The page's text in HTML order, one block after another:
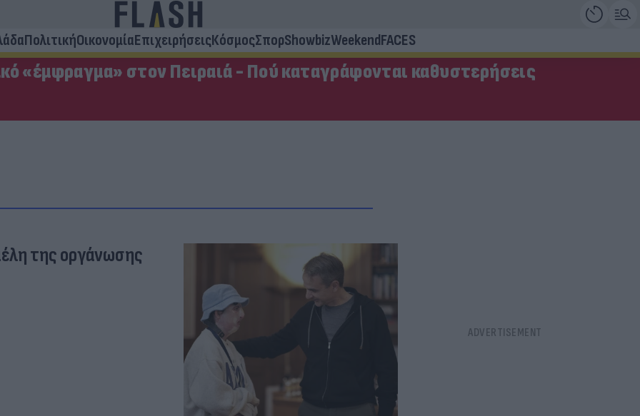
ΠολιτικήΟικονομίαΕπιχειρήσειςΚόσμοςΣπορShowbizWeekendFACES
«έμφραγμα» στον Πειραιά - Πού καταγράφονται καθυστερήσεις
της οργάνωσης